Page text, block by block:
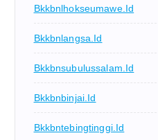
Bkkbnlhokseumawe.id
Bkkbnlangsa.id
Bkkbnsubulussalam.id
Bkkbnbinjai.id
Bkkbntebingtinggi.id